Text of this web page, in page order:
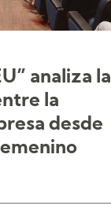
analiza la
la
desde